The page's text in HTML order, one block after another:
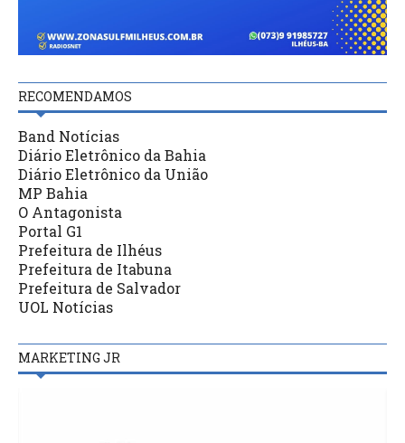
RECOMENDAMOS
Band Notícias
Diário Eletrônico da Bahia
Diário Eletrônico da União
MP Bahia
O Antagonista
Portal G1
Prefeitura de Ilhéus
Prefeitura de Itabuna
Prefeitura de Salvador
UOL Notícias
MARKETING JR